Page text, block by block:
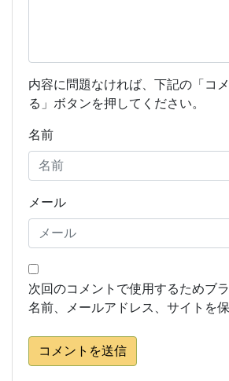
内容に問題なければ、下記の「コ
る」ボタンを押してください。
名前
メール
次回のコメントで使用するためブ
名前、メールアドレス、サイトを保
コメントを送信